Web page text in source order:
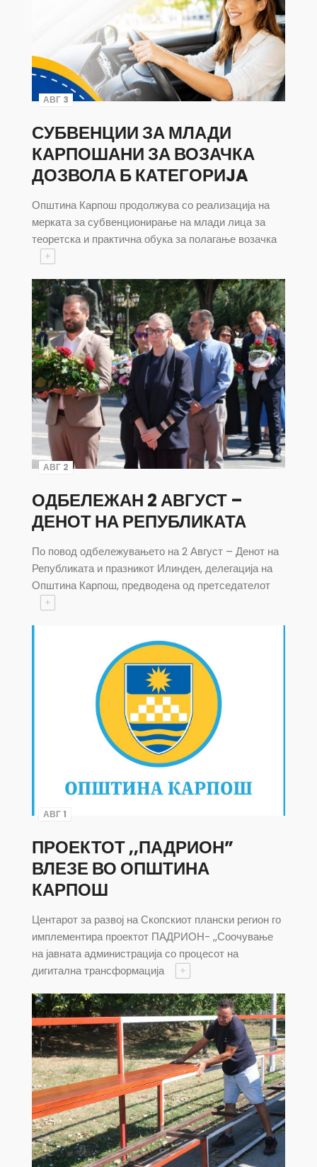
АВГ 3
СУБВЕНЦИИ ЗА МЛАДИ
КАРПОШАНИ ЗА ВОЗАЧКА
ДОЗВОЛА Б КАТЕГОРИJA
Општина Карпош продолжува со реализација на
мерката за субвенционирање на млади лица за
теоретска и практична обука за полагање возачка
+
АВГ 2
ОДБЕЛЕЖАН 2 АВГУСТ –
ДЕНОТ НА РЕПУБЛИКАТА
По повод одбележувањето на 2 Август – Денот на
Републиката и празникот Илинден, делегација на
Општина Карпош, предводена од претседателот
+
АВГ 1
ПРОЕКТОТ ,,ПАДРИОН”
ВЛЕЗЕ ВО ОПШТИНА
КАРПОШ
Центарот за развој на Скопскиот плански регион го
имплементира проектот ПАДРИОН- ,,Соочување
на јавната администрација со процесот на
дигитална трансформација
+